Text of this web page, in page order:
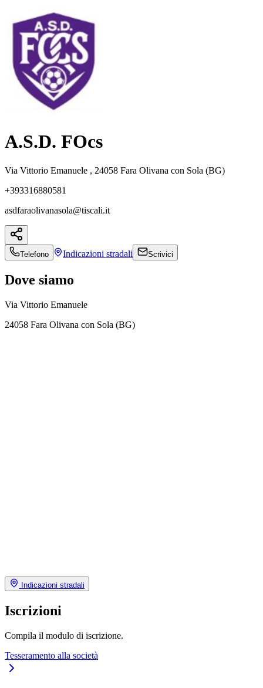
A.S.D. FOcs
Via Vittorio Emanuele , 24058 Fara Olivana con Sola (BG)
+393316880581
asdfaraolivanasola@tiscali.it
Telefono Indicazioni stradali Scrivici
Dove siamo
Via Vittorio Emanuele
24058 Fara Olivana con Sola (BG)
Indicazioni stradali
Iscrizioni
Compila il modulo di iscrizione.
Tesseramento alla società